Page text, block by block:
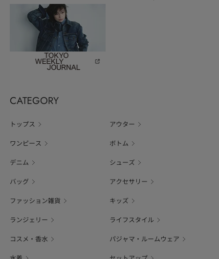
CATEGORY
トップス アウター
ワンピース ボトム
デニム シューズ
バッグ アクセサリー
ファッション雑貨 キッズ
ランジェリー ライフスタイル
コスメ・香水 パジャマ・ルームウェア